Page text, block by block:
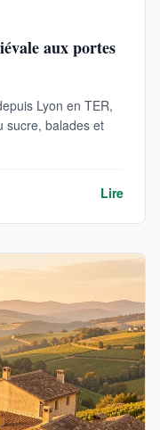
aux portes
Lyon en TER,
sucre, balades et
Lire